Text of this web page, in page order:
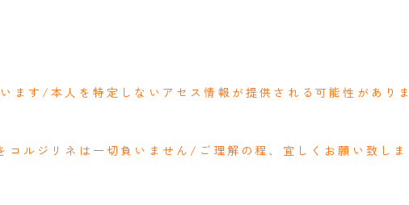
ます/本人を特定しないアセス情報が提供される可能性がありま
ルジリネは一切負いません/ご理解の程、宜しくお願い致しま